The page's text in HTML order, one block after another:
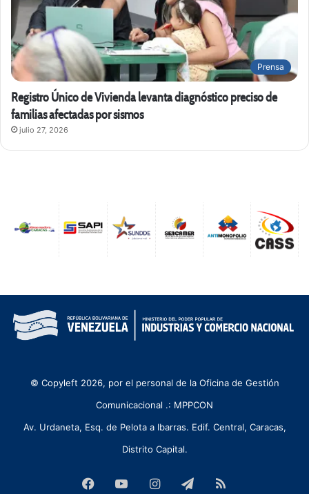
Prensa
Registro Único de Vivienda levanta diagnóstico preciso de
familias afectadas por sismos
julio 27, 2026
© Copyleft 2026, por el personal de la Oficina de Gestión
Comunicacional .: MPPCON
Av. Urdaneta, Esq. de Pelota a Ibarras. Edif. Central, Caracas,
Distrito Capital.
FacebookYouTubeInstagramTelegram